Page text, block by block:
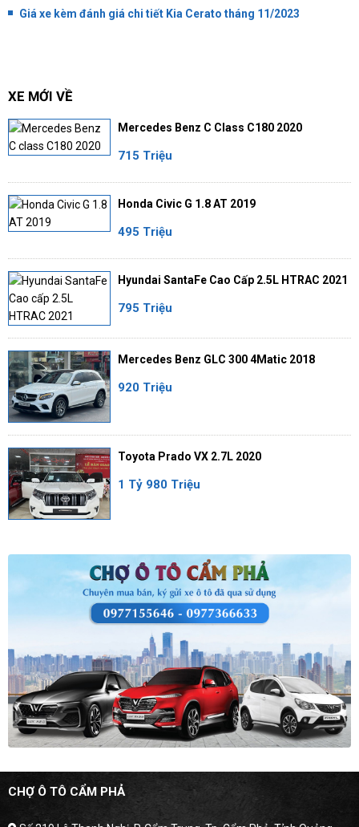
Giá xe kèm đánh giá chi tiết Kia Cerato tháng 11/2023
XE MỚI VỀ
Mercedes Benz C Class C180 2020
715 Triệu
Honda Civic G 1.8 AT 2019
495 Triệu
Hyundai SantaFe Cao Cấp 2.5L HTRAC 2021
795 Triệu
Mercedes Benz GLC 300 4Matic 2018
920 Triệu
Toyota Prado VX 2.7L 2020
1 Tỷ 980 Triệu
CHỢ Ô TÔ CẨM PHẢ